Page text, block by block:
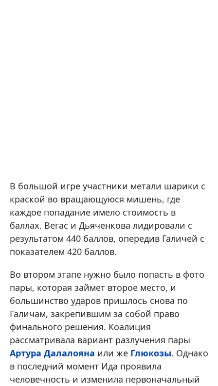
В большой игре участники метали шарики с
краской во вращающуюся мишень, где
каждое попадание имело стоимость в
баллах. Вегас и Дьяченкова лидировали с
результатом 440 баллов, опередив Галичей с
показателем 420 баллов.
Во втором этапе нужно было попасть в фото
пары, которая займет второе место, и
большинство ударов пришлось снова по
Галичам, закрепившим за собой право
финального решения. Коалиция
рассматривала вариант разлучения пары
Артура Далалояна или же Глюкозы. Однако
в последний момент Ида проявила
человечность и изменила первоначальный